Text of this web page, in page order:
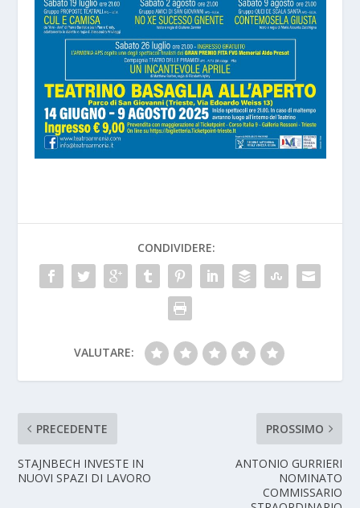
CONDIVIDERE:
VALUTARE:
PRECEDENTE
STAJNBECH INVESTE IN
NUOVI SPAZI DI LAVORO
PROSSIMO
ANTONIO GURRIERI
NOMINATO
COMMISSARIO